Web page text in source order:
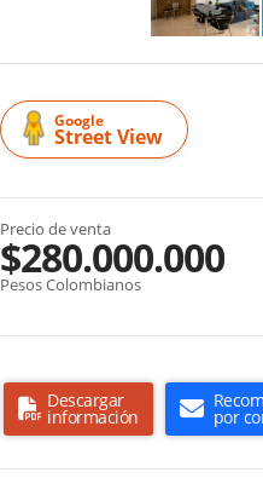
Google
Street View
Precio de venta
$280.000.000
Pesos Colombianos
Descargar
información por